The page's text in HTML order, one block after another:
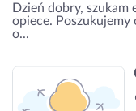
Dzień dobry,
opiece. Poszukujemy
o...